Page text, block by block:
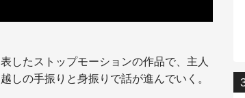
したストップモーションの作品で、主人
しの手振りと身振りで話が進んでいく。